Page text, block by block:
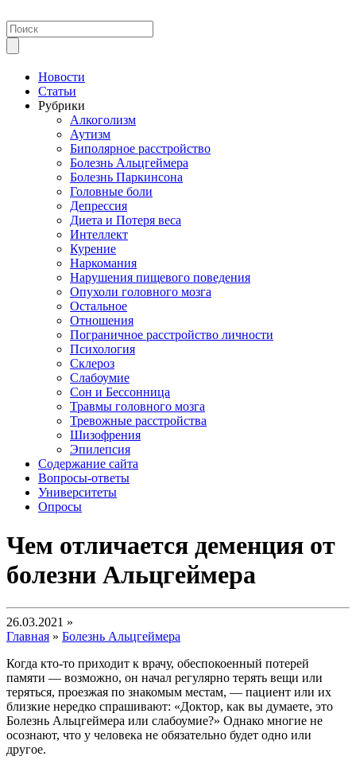
Новости
Статьи
Рубрики
Алкоголизм
Аутизм
Биполярное расстройство
Болезнь Альцгеймера
Болезнь Паркинсона
Головные боли
Депрессия
Диета и Потеря веса
Интеллект
Курение
Наркомания
Нарушения пищевого поведения
Опухоли головного мозга
Остальное
Отношения
Пограничное расстройство личности
Психология
Склероз
Слабоумие
Сон и Бессонница
Травмы головного мозга
Тревожные расстройства
Шизофрения
Эпилепсия
Содержание сайта
Вопросы-ответы
Университеты
Опросы
Чем отличается деменция от
болезни Альцгеймера
26.03.2021 »
Главная » Болезнь Альцгеймера
Когда кто-то приходит к врачу, обеспокоенный потерей
памяти — возможно, он начал регулярно терять вещи или
теряться, проезжая по знакомым местам, — пациент или их
близкие нередко спрашивают: «Доктор, как вы думаете, это
Болезнь Альцгеймера или слабоумие?» Однако многие не
осознают, что у человека не обязательно будет одно или
другое.